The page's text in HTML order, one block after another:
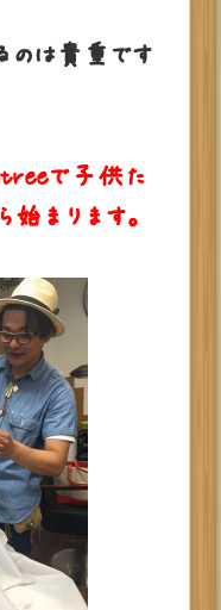
のは貴重です
で子供た
始まります。